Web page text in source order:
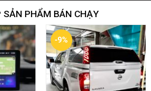
SẢN PHẨM BÁN CHẠY
-9%